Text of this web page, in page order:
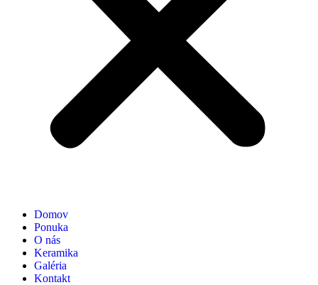
Domov
Ponuka
O nás
Keramika
Galéria
Kontakt